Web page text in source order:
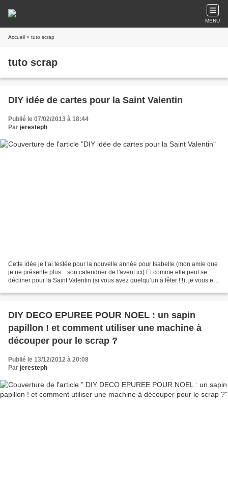
MENU
Accueil » tuto scrap
tuto scrap
DIY idée de cartes pour la Saint Valentin
Publié le 07/02/2013 à 18:44
Par jeresteph
Cette idée je l’ai testée pour la nouvelle année pour Isabelle (mon amie que
je ne présente plus ...son calendrier de l'avent ici) Et comme elle peut se
décliner pour la Saint Valentin (si vous avez quelqu’un à fêter !!!), je vous en
DIY DECO EPUREE POUR NOEL : un sapin
papillon ! et comment utiliser une machine à
découper pour le scrap ?
Publié le 13/12/2012 à 20:08
Par jeresteph